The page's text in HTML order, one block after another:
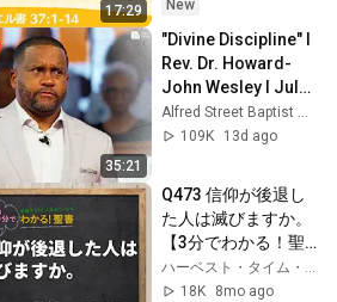
17:29
New
35:21
"Divine Discipline" I
Rev. Dr. Howard-
John Wesley I July
26, 2026
Alfred Street Baptist Church
109K
13d ago
Q473 信仰が後退し
た人は滅びますか。
【3分でわかる！聖
書】
ハーベスト・タイム・ミニストリーズHarvest Time Ministries
18K
8mo ago